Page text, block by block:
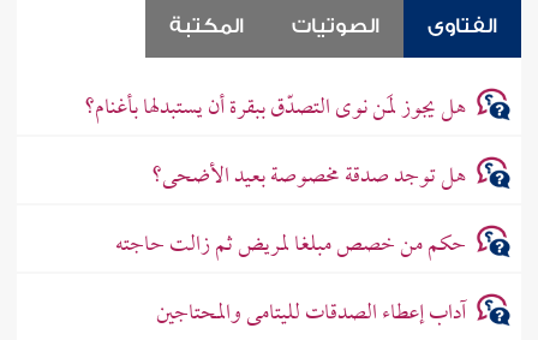
الفتاوى الصوتيات المكتبة
هل يجوز لمَن نوى التصدّق ببقرة أن يستبدلها بأغنام؟
هل توجد صدقة مخصوصة بعيد الأضحى؟
حكم من خصص مبلغا لمريض ثم زالت حاجته
آداب إعطاء الصدقات لليتامى والمحتاجين